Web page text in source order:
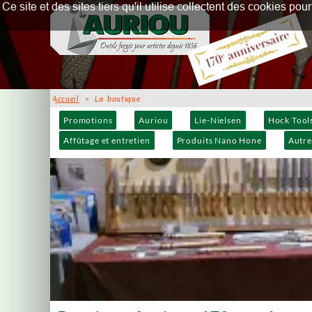
Promotions Auriou Lie-Nielsen Hock
Affûtage et entretien
Produits Nano Hone
Accueil > La boutique
Ce site et des sites tiers qu'il utilise collectent des cookies